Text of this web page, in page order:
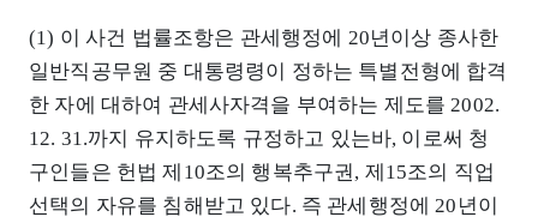
(1) 이 사건 법률조항은 관세행정에 20년이상 종사한
일반직공무원 중 대통령령이 정하는 특별전형에 합격
한 자에 대하여 관세사자격을 부여하는 제도를 2002.
12. 31.까지 유지하도록 규정하고 있는바, 이로써 청
구인들은 헌법 제10조의 행복추구권, 제15조의 직업
선택의 자유를 침해받고 있다. 즉 관세행정에 20년이